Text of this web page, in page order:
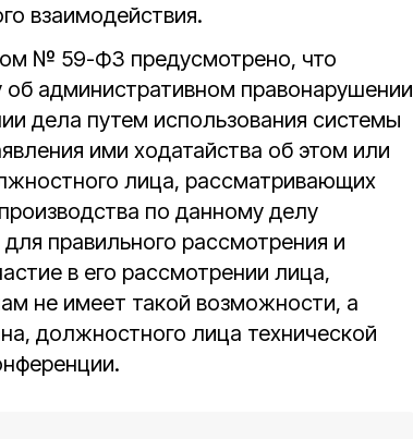
взаимодействия.
№ 59-ФЗ предусмотрено, что
об административном правонарушении
дела путем использования системы
ими ходатайства об этом или
лица, рассматривающих
по данному делу
правильного рассмотрения и
в его рассмотрении лица,
не имеет такой возможности, а
должностного лица технической